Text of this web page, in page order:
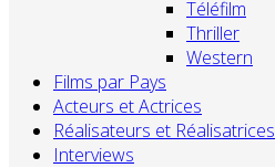
Téléfilm
Thriller
Western
Films par Pays
Acteurs et Actrices
Réalisateurs et Réalisatrices
Interviews